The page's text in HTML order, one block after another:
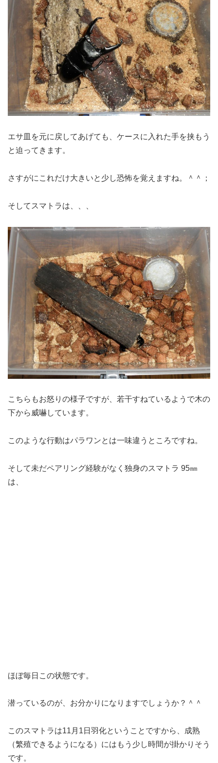
エサ皿を元に戻してあげても、ケースに入れた手を挟もう
と迫ってきます。
さすがにこれだけ大きいと少し恐怖を覚えますね。＾＾；
そしてスマトラは、、、
こちらもお怒りの様子ですが、若干すねているようで木の
下から威嚇しています。
このような行動はパラワンとは一味違うところですね。
そして未だペアリング経験がなく独身のスマトラ 95㎜
は、
ほぼ毎日この状態です。
潜っているのが、お分かりになりますでしょうか？＾＾
このスマトラは11月1日羽化ということですから、成熟
（繁殖できるようになる）にはもう少し時間が掛かりそう
です。